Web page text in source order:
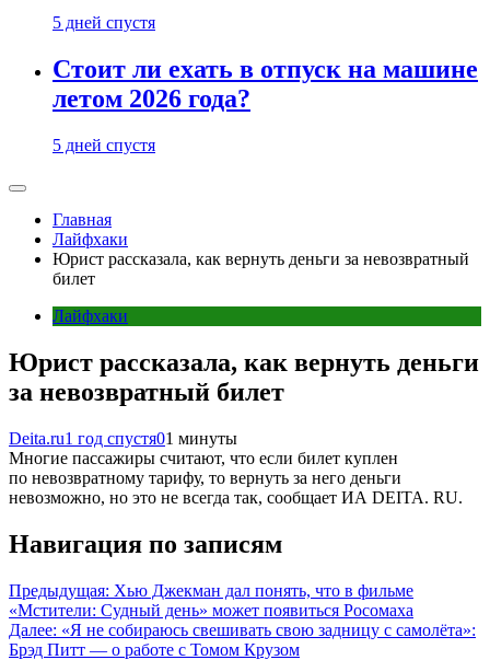
5 дней спустя
Стоит ли ехать в отпуск на машине
летом 2026 года?
5 дней спустя
Главная
Лайфхаки
Юрист рассказала, как вернуть деньги за невозвратный
билет
Лайфхаки
Юрист рассказала, как вернуть деньги
за невозвратный билет
Deita.ru1 год спустя01 минуты
Многие пассажиры считают, что если билет куплен
по невозвратному тарифу, то вернуть за него деньги
невозможно, но это не всегда так, сообщает ИА DEITA. RU.
Навигация по записям
Предыдущая: Хью Джекман дал понять, что в фильме
«Мстители: Судный день» может появиться Росомаха
Далее: «Я не собираюсь свешивать свою задницу с самолёта»:
Брэд Питт — о работе с Томом Крузом